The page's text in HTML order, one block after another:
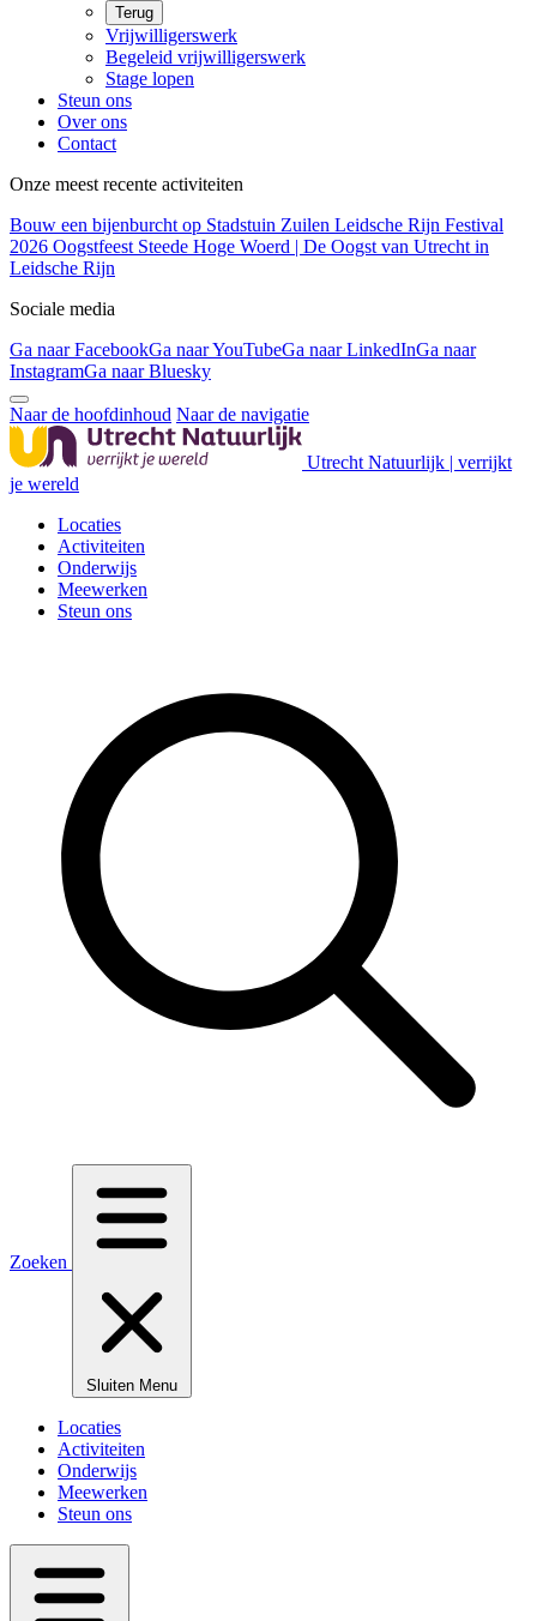
Terug
Vrijwilligerswerk
Begeleid vrijwilligerswerk
Stage lopen
Steun ons
Over ons
Contact
Onze meest recente activiteiten
Bouw een bijenburcht op Stadstuin Zuilen Leidsche Rijn Festival
2026 Oogstfeest Steede Hoge Woerd | De Oogst van Utrecht in
Leidsche Rijn
Sociale media
Ga naar FacebookGa naar YouTubeGa naar LinkedInGa naar
InstagramGa naar Bluesky
Naar de hoofdinhoud Naar de navigatie
Utrecht Natuurlijk | verrijkt
je wereld
Locaties
Activiteiten
Onderwijs
Meewerken
Steun ons
Zoeken
Sluiten Menu
Locaties
Activiteiten
Onderwijs
Meewerken
Steun ons